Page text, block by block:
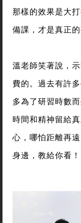
那樣的效果是大
備課，才是真正的
溫老師笑著說，
費的。過去有許
多為了研習時數
時間和精神留給
心，哪怕距離再
身邊，教給你看！